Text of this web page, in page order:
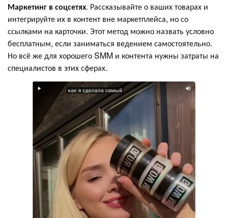
Маркетинг в соцсетях. Рассказывайте о ваших товарах и
интегрируйте их в контент вне маркетплейса, но со
ссылками на карточки. Этот метод можно назвать условно
бесплатным, если заниматься ведением самостоятельно.
Но всё же для хорошего SMM и контента нужны затраты на
специалистов в этих сферах.